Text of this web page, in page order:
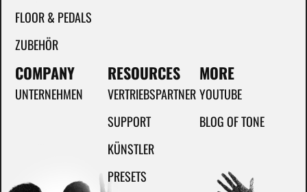
FLOOR & PEDALS
ZUBEHÖR
COMPANY
UNTERNEHMEN
RESOURCES
VERTRIEBSPARTNER
SUPPORT
KÜNSTLER
PRESETS
MORE
YOUTUBE
BLOG OF TONE